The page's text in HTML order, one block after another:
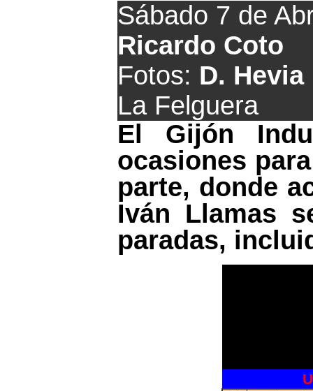
Sábado 7 de
Ricardo Coto
Fotos: D. Hevia
La Felguera
El Gijón
ocasiones
parte, donde
Iván Llamas
paradas,